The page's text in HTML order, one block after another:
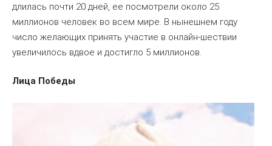
длилась почти 20 дней, ее посмотрели около 25
миллионов человек во всем мире. В нынешнем году
число желающих принять участие в онлайн-шествии
увеличилось вдвое и достигло 5 миллионов.
Лица Победы